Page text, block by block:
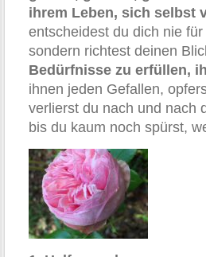
ihrem Leben, sich selbst
entscheidest du dich nie
sondern richtest deinen
Bedürfnisse zu erfüllen,
ihnen jeden Gefallen,
verlierst du nach und nach
bis du kaum noch spürst,